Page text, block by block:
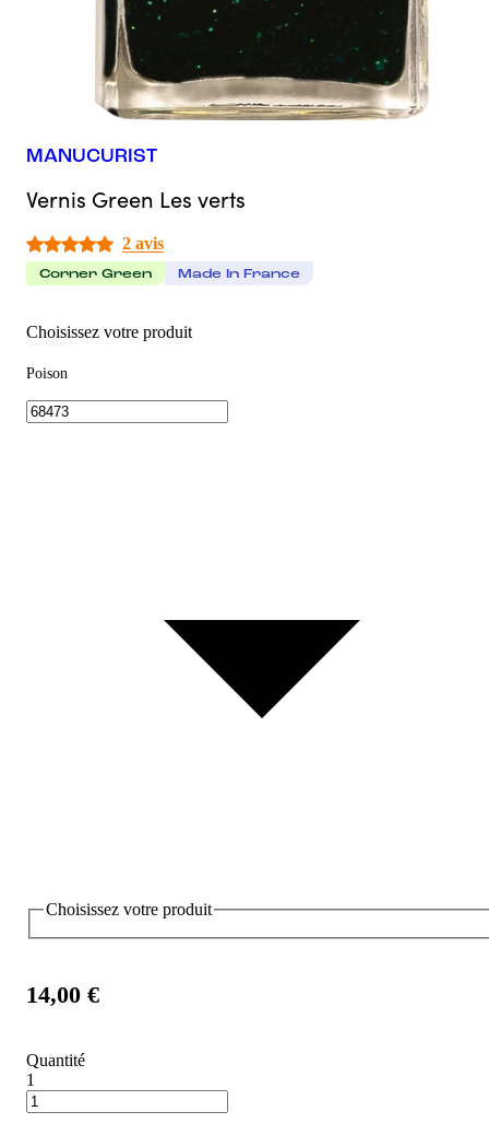
MANUCURIST
Vernis Green Les verts
2 avis
Corner Green Made In France
Choisissez votre produit
Poison
Choisissez votre produit
14,00 €
Quantité
1